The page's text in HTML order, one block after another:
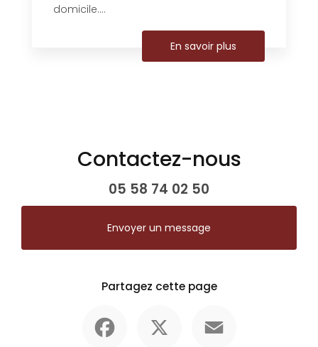
domicile....
En savoir plus
Contactez-nous
05 58 74 02 50
Envoyer un message
Partagez cette page